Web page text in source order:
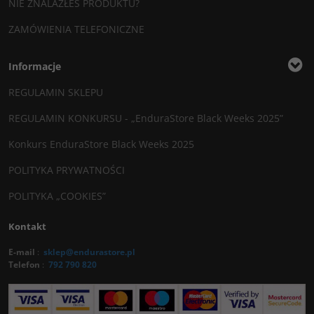
NIE ZNALAZŁEŚ PRODUKTU?
ZAMÓWIENIA TELEFONICZNE
Informacje
REGULAMIN SKLEPU
REGULAMIN KONKURSU - „EnduraStore Black Weeks 2025”
Konkurs EnduraStore Black Weeks 2025
POLITYKA PRYWATNOŚCI
POLITYKA „COOKIES”
Kontakt
E-mail : sklep@endurastore.pl
Telefon : 792 790 820